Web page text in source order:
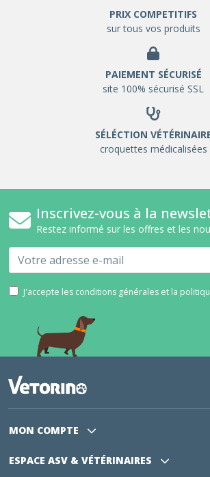
PRIX COMPETITIFS
sur tous vos produits
PAIEMENT SÉCURISÉ
site 100% sécurisé SSL
SÉLÉCTION
croquettes médicalisées
Inscrivez-vous à la
Restez informé sur les offres et les
Email
J'accepte les conditions générales et la
MON COMPTE
ESPACE ASV & VÉTÉRINAIRES